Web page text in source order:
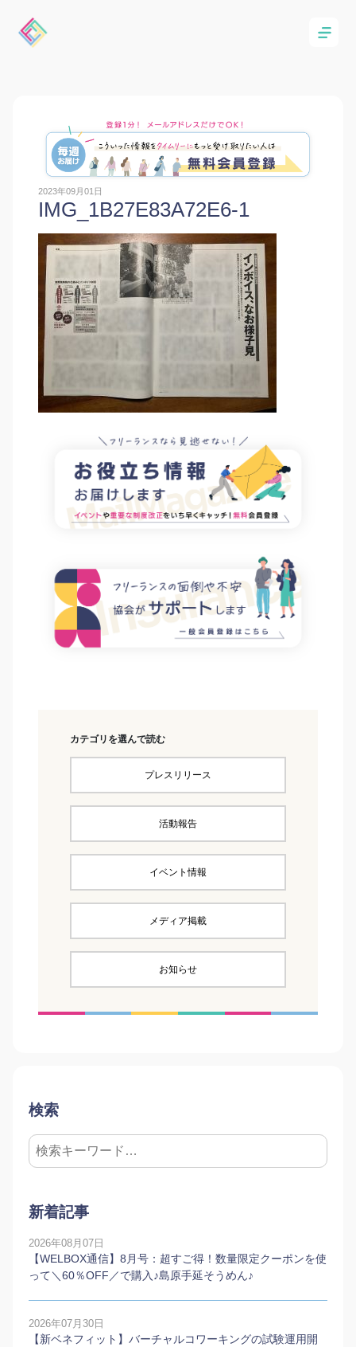
2023年09月01日
IMG_1B27E83A72E6-1
カテゴリを選んで読む
プレスリリース
活動報告
イベント情報
メディア掲載
お知らせ
検索
新着記事
2026年08月07日
【WELBOX通信】8月号：超すご得！数量限定クーポンを使
って＼60％OFF／で購入♪島原手延そうめん♪
2026年07月30日
【新ベネフィット】バーチャルコワーキングの試験運用開